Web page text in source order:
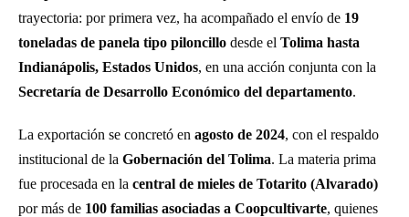
trayectoria: por primera vez, ha acompañado el envío de 19
toneladas de panela tipo piloncillo desde el Tolima hasta
Indianápolis, Estados Unidos, en una acción conjunta con la
Secretaría de Desarrollo Económico del departamento.
La exportación se concretó en agosto de 2024, con el respaldo
institucional de la Gobernación del Tolima. La materia prima
fue procesada en la central de mieles de Totarito (Alvarado)
por más de 100 familias asociadas a Coopcultivarte, quienes